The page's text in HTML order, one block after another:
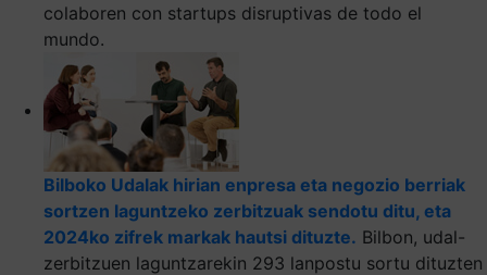
colaboren con startups disruptivas de todo el
mundo.
Bilboko Udalak hirian enpresa eta negozio berriak
sortzen laguntzeko zerbitzuak sendotu ditu, eta
2024ko zifrek markak hautsi dituzte. Bilbon, udal-
zerbitzuen laguntzarekin 293 lanpostu sortu dituzten